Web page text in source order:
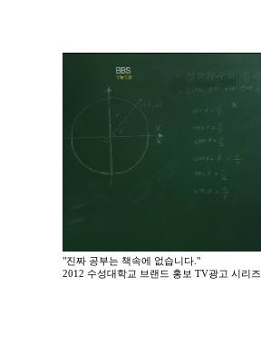
"진짜 공부는 책속에 없습니다."
2012 수성대학교 브랜드 홍보 TV광고 시리즈